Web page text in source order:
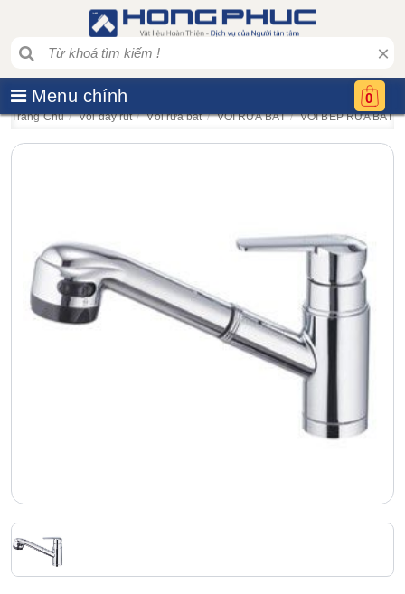
×
Menu chính 0
Trang Chủ Vòi dây rút Vòi rửa bát VÒI RỬA BÁT VÒI BẾP RỬA BÁT